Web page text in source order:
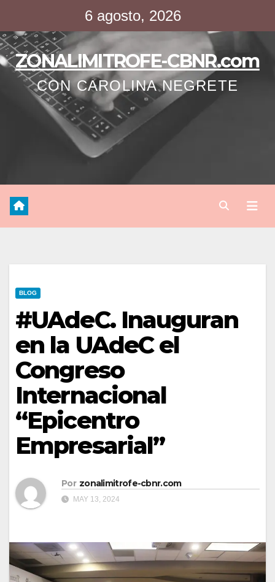
contenido
6 agosto, 2026
ZONALIMITROFE-CBNR.com
CON CAROLINA NEGRETE
BLOG
#UAdeC. Inauguran
en la UAdeC el
Congreso
Internacional
“Epicentro
Empresarial”
Por zonalimitrofe-cbnr.com
MAY 13, 2024